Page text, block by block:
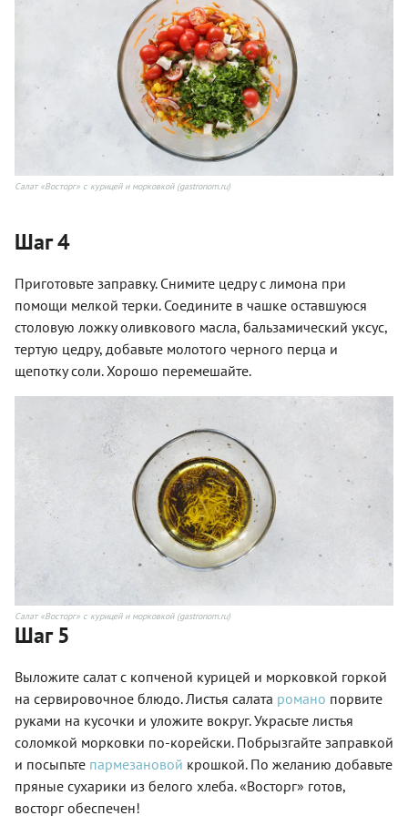
Салат «Восторг» с курицей и морковкой (gastronom.ru)
Шаг 4
Приготовьте заправку. Снимите цедру с лимона при
помощи мелкой терки. Соедините в чашке оставшуюся
столовую ложку оливкового масла, бальзамический уксус,
тертую цедру, добавьте молотого черного перца и
щепотку соли. Хорошо перемешайте.
Салат «Восторг» с курицей и морковкой (gastronom.ru)
Шаг 5
Выложите салат с копченой курицей и морковкой горкой
на сервировочное блюдо. Листья салата романо порвите
руками на кусочки и уложите вокруг. Украсьте листья
соломкой морковки по-корейски. Побрызгайте заправкой
и посыпьте пармезановой крошкой. По желанию добавьте
пряные сухарики из белого хлеба. «Восторг» готов,
восторг обеспечен!